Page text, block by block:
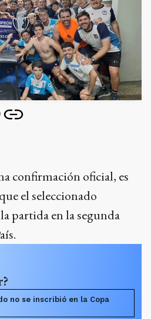
confirmación oficial, es
el seleccionado
partida en la segunda
no se inscribió en la Copa